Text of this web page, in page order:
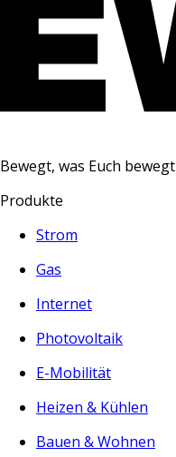
Bewegt, was Euch bewegt
Produkte
Strom
Gas
Internet
Photovoltaik
E-Mobilität
Heizen & Kühlen
Bauen & Wohnen